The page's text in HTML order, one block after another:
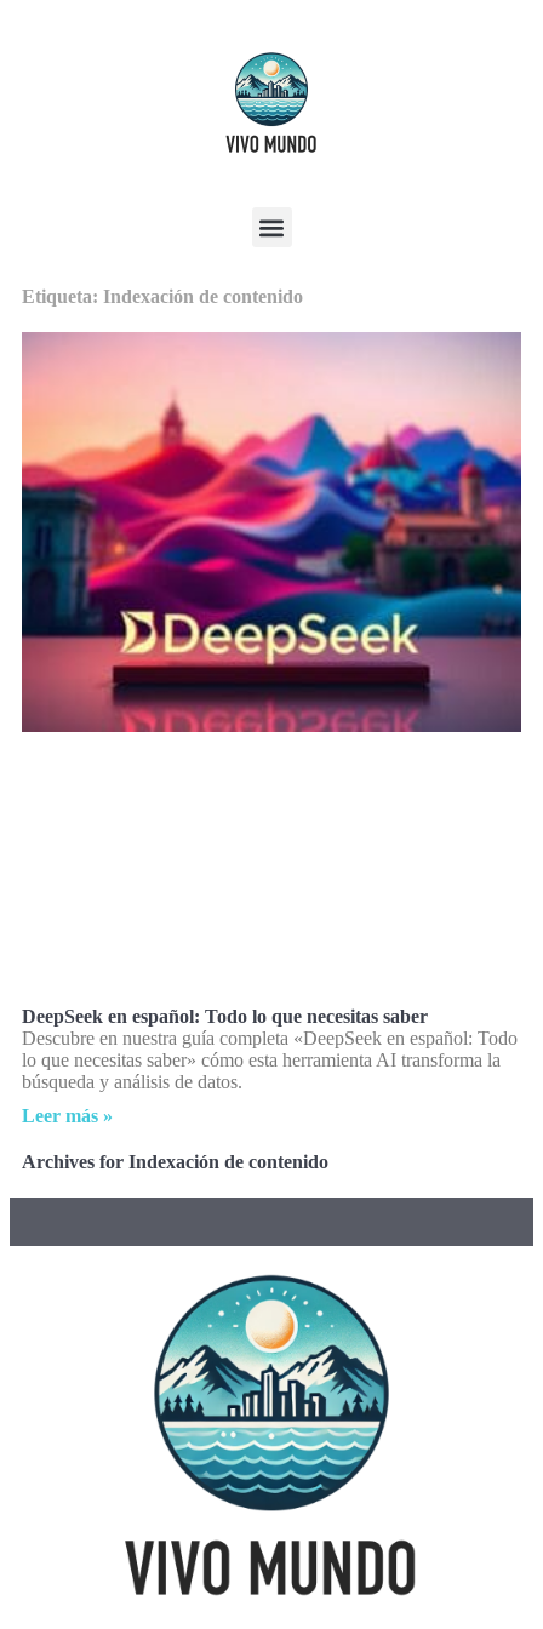
Etiqueta: Indexación de contenido
DeepSeek en español: Todo lo que necesitas saber
Descubre en nuestra guía completa «DeepSeek en español: Todo
lo que necesitas saber» cómo esta herramienta AI transforma la
búsqueda y análisis de datos.
Leer más »
Archives for Indexación de contenido